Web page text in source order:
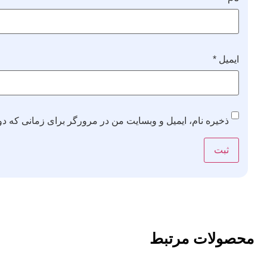
ایمیل *
ذخیره نام، ایمیل و وبسایت من در مرورگر برای زمانی که
محصولات مرتبط